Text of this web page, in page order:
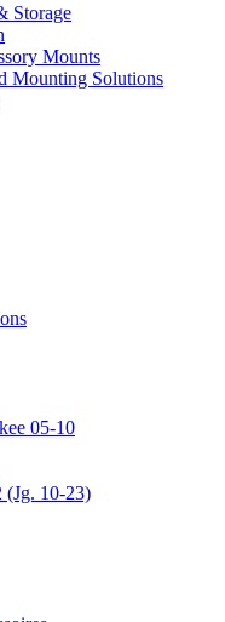
Storage
Mounts
Mounting Solutions
05-10
(Jg. 10-23)